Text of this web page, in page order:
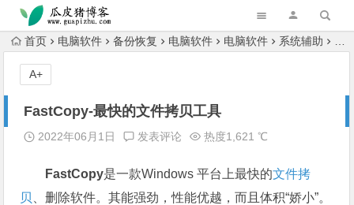
跳转到主内容
首页 电脑软件 备份恢复 电脑软件 电脑软件 系统辅助
FastCopy-最快的文件拷贝工具
2022年06月1日 发表评论 热度1,621 ℃
FastCopy是一款Windows 平台上最快的文件拷
贝
、删除软件。其能强劲，性能优越，而且体积“娇小”。
A+